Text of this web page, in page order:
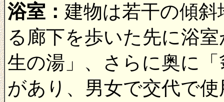
浴室： 建物は若干の傾
る廊下を歩いた先に浴
生の湯」、さらに奥に
があり、男女で交代で